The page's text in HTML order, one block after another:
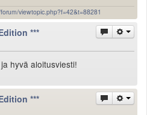
viewtopic.php?f=42&t=88281
***
hyvä aloitusviesti!
***